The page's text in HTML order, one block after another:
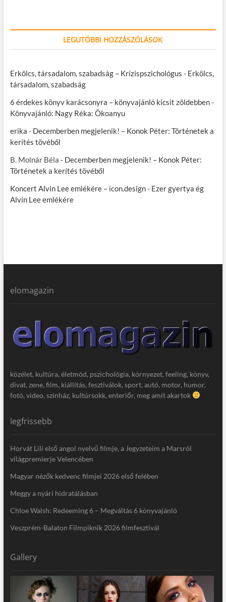
LEGUTÓBBI HOZZÁSZÓLÁSOK
Erkölcs, társadalom, szabadság – Krízispszichológus - Erkölcs,
társadalom, szabadság
6 érdekes könyv karácsonyra – könyvajánló kicsit zöldebben-
Könyvajánló: Nagy Réka: Ökoanyu
erika - Decemberben megjelenik! – Konok Péter: Történetek a
kerítés tövéből
B. Molnár Béla - Decemberben megjelenik! – Konok Péter:
Történetek a kerítés tövéből
Koncert Alvin Lee emlékére – icon.design- Ezer gyertya ég
Alvin Lee emlékére
elomagazin
közélet, kultúra, életmód, pszichológia, környezet, feeling, könyv,
divat, zene, film, kiállítás, fesztiválok, sport, autó, motor, humor,
fotó, video, színház, kultúrsokk, enteriőr, meg amit akartok
legfrissebb
Horvát Lili első angol nyelvű filmje, a Jegyzeteim a Marsról
világpremierje Velencében
Magyar nézők kedvenc filmjei 2026 első felében
Meggy a nyári hidratálásban
Chloe Walsh: Redeeming 6 – Megváltás 6 könyvajánló
Veszprém-Balaton Filmpiknik 2026 filmfesztivál
Gallery